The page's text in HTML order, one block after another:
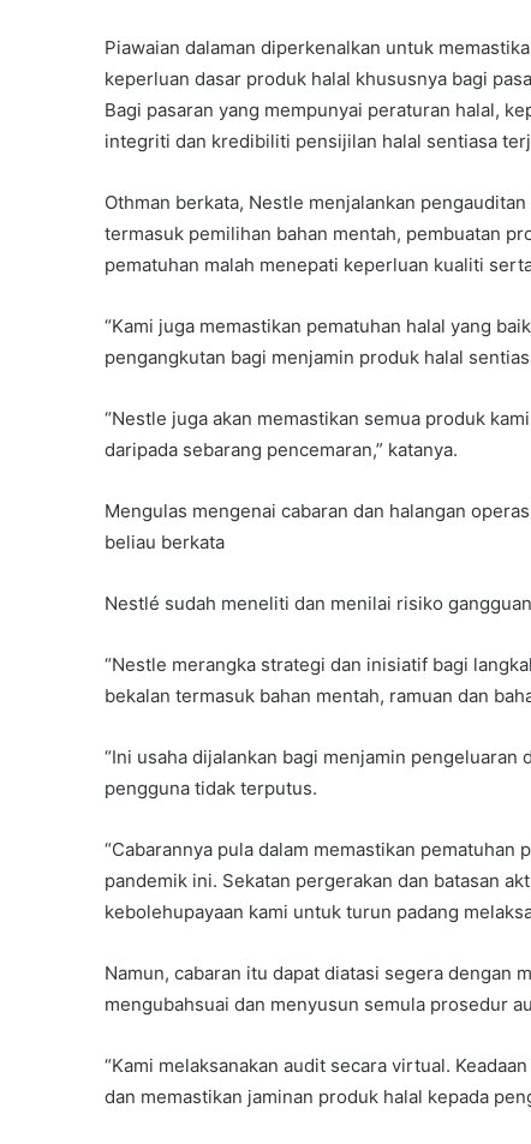
Piawaian dalaman diperkenalkan untuk
keperluan dasar produk halal khususnya bagi
Bagi pasaran yang mempunyai peraturan halal,
integriti dan kredibiliti pensijilan halal sentiasa
Othman berkata, Nestle menjalankan
termasuk pemilihan bahan mentah, pembuatan
pematuhan malah menepati keperluan kualiti
“Kami juga memastikan pematuhan halal yang
pengangkutan bagi menjamin produk halal
“Nestle juga akan memastikan semua produk
daripada sebarang pencemaran,” katanya.
Mengulas mengenai cabaran dan halangan
beliau berkata
Nestlé sudah meneliti dan menilai risiko
“Nestle merangka strategi dan inisiatif bagi
bekalan termasuk bahan mentah, ramuan dan
“Ini usaha dijalankan bagi menjamin pengeluaran
pengguna tidak terputus.
“Cabarannya pula dalam memastikan
pandemik ini. Sekatan pergerakan dan batasan
kebolehupayaan kami untuk turun padang
Namun, cabaran itu dapat diatasi segera dengan
mengubahsuai dan menyusun semula prosedur
“Kami melaksanakan audit secara virtual.
dan memastikan jaminan produk halal kepada